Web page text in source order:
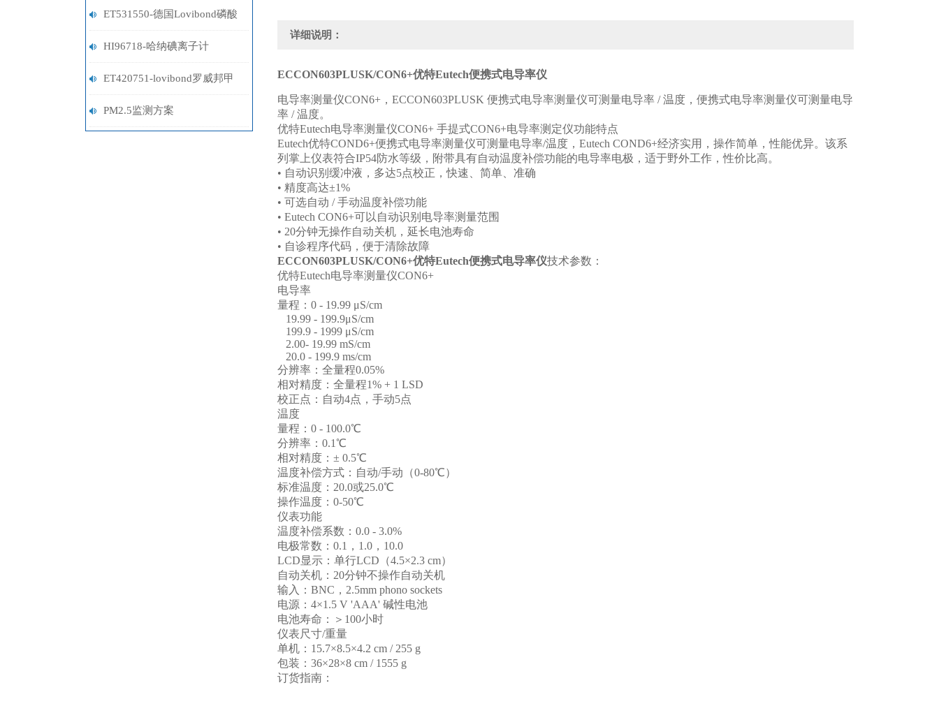
关键作用
ET531550-德国Lovibond磷酸
盐试剂
HI96718-哈纳碘离子计
ET420751-lovibond罗威邦甲
醛试剂
PM2.5监测方案
详细说明：
ECCON603PLUSK/CON6+优特Eutech便携式电导率仪
电导率测量仪CON6+ ， ECCON603PLUSK 便携式电导率测量仪可测量电导率 /温度，便携式电导率测量仪可测量电导
率 /温度。
优特Eutech电导率测量仪CON6+ 手提式CON6+电导率测定仪功能特点
Eutech优特COND6+便携式电导率测量仪可测量电导率/温度， Eutech COND6+经济实用，操作简单，性能优异。该系
列掌上仪表符合IP54防水等级，附带具有自动温度补偿功能的电导率电极，适于野外工作，性价比高。
• 自动识别缓冲液，多达5点校正，快速、简单、准确
• 精度高达±1%
• 可选自动 /手动温度补偿功能
• Eutech CON6+可以自动识别电导率测量范围
• 20分钟无操作自动关机，延长电池寿命
• 自诊程序代码，便于清除故障
ECCON603PLUSK/CON6+优特Eutech便携式电导率仪技术参数：
优特Eutech电导率测量仪CON6+
电导率
量程： 0 - 19.99 μS/cm
19.99 - 199.9μS/cm
199.9 - 1999 μS/cm
2.00- 19.99 mS/cm
20.0 - 199.9 ms/cm
分辨率：全量程0.05%
相对精度：全量程1% + 1 LSD
校正点：自动4点，手动5点
温度
量程： 0 - 100.0℃
分辨率： 0.1℃
相对精度： ± 0.5℃
温度补偿方式：自动/手动（0-80℃）
标准温度： 20.0或25.0℃
操作温度： 0-50℃
仪表功能
温度补偿系数： 0.0 - 3.0%
电极常数： 0.1 ， 1.0 ， 10.0
LCD显示：单行LCD （4.5×2.3 cm）
自动关机： 20分钟不操作自动关机
输入： BNC ， 2.5mm phono sockets
电源： 4×1.5 V 'AAA' 碱性电池
电池寿命：＞ 100小时
仪表尺寸/重量
单机： 15.7×8.5×4.2 cm / 255 g
包装： 36×28×8 cm / 1555 g
订货指南：